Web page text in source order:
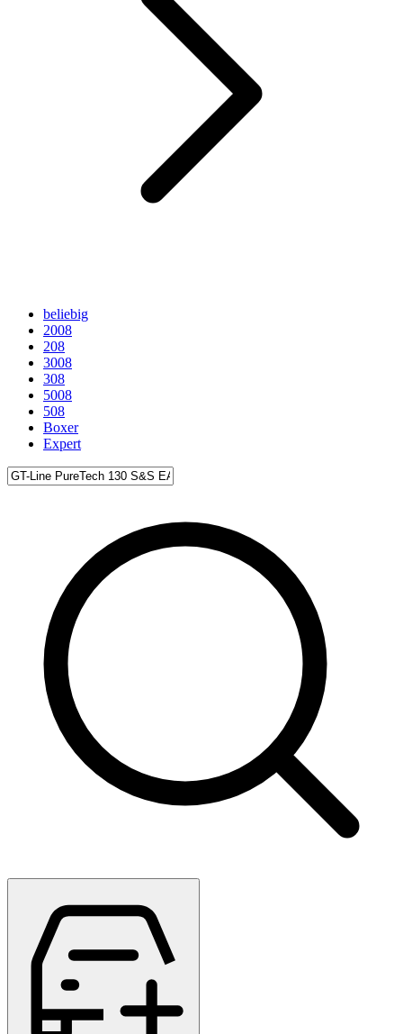
beliebig
2008
208
3008
308
5008
508
Boxer
Expert